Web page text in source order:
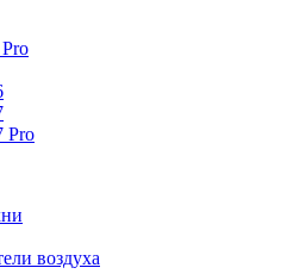
Pro
воздуха